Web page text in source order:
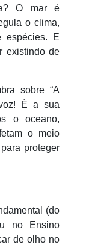
O mar é
o clima,
espécies. E
existindo de
sobre “A
É a sua
o oceano,
o meio
proteger
(do
no Ensino
de olho no